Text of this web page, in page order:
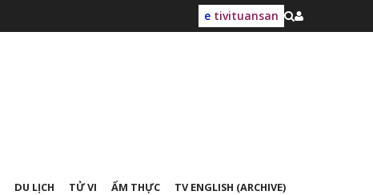
e tivituansan
DU LỊCH TỬ VI ẨM THỰC TV ENGLISH (ARCHIVE)